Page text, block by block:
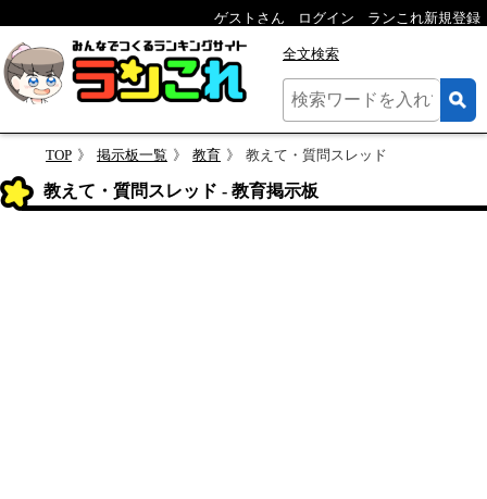
ゲストさん ログイン ランこれ新規登録
全文検索
TOP 掲示板一覧 教育 教えて・質問スレッド
教えて・質問スレッド - 教育掲示板